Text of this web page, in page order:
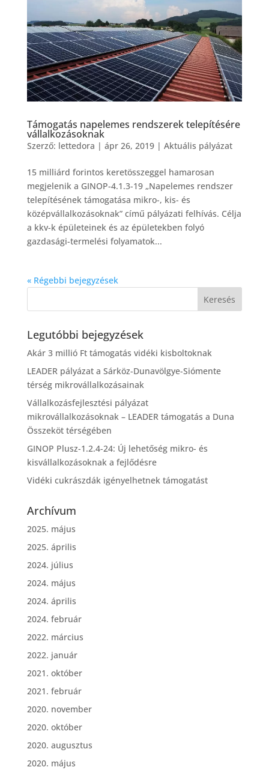
Támogatás napelemes rendszerek telepítésére
vállalkozásoknak
Szerző: lettedora | ápr 26, 2019| Aktuális pályázat
15 milliárd forintos keretösszeggel hamarosan
megjelenik a GINOP-4.1.3-19 „Napelemes rendszer
telepítésének támogatása mikro-, kis- és
középvállalkozásoknak” című pályázati felhívás. Célja
a kkv-k épületeinek és az épületekben folyó
gazdasági-termelési folyamatok...
« Régebbi bejegyzések
Legutóbbi bejegyzések
Akár 3 millió Ft támogatás vidéki kisboltoknak
LEADER pályázat a Sárköz-Dunavölgye-Siómente
térség mikrovállalkozásainak
Vállalkozásfejlesztési pályázat
mikrovállalkozásoknak – LEADER támogatás a Duna
Összeköt térségében
GINOP Plusz-1.2.4-24: Új lehetőség mikro- és
kisvállalkozásoknak a fejlődésre
Vidéki cukrászdák igényelhetnek támogatást
Archívum
2025. május
2025. április
2024. július
2024. május
2024. április
2024. február
2022. március
2022. január
2021. október
2021. február
2020. november
2020. október
2020. augusztus
2020. május